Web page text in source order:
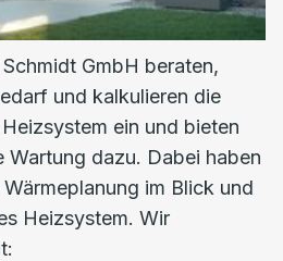
GmbH beraten,
und kalkulieren die
ein und bieten
Wartung dazu. Dabei haben
im Blick und
Heizsystem. Wir